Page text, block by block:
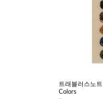
트래블러스노
Colors